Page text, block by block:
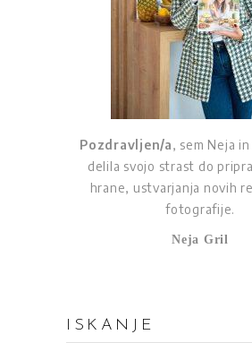
Pozdravljen/a, sem Neja
delila svojo strast do
hrane, ustvarjanja novih
fotografije.
Neja Gril
ISKANJE